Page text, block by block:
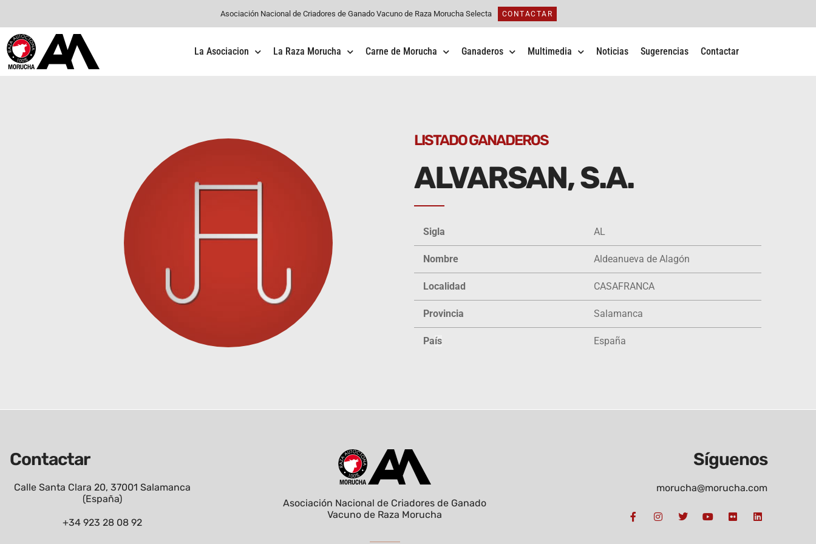
Asociación Nacional de Criadores de Ganado Vacuno de Raza Morucha Selecta CONTACTAR
La Asociacion La Raza Morucha Carne de Morucha Ganaderos Multimedia Noticias Sugerencias Contactar
LISTADO GANADEROS
ALVARSAN, S.A.
Sigla AL
Nombre Aldeanueva de Alagón
Localidad CASAFRANCA
Provincia Salamanca
País España
Contactar
Calle Santa Clara 20, 37001 Salamanca
(España)
+34 923 28 08 92
Asociación Nacional de Criadores de Ganado
Vacuno de Raza Morucha
Síguenos
morucha@morucha.com